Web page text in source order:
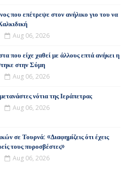
που επέτρεψε στον ανήλικο γιο του να
Aug 06, 2026
που είχε χαθεί με άλλους επτά ανήκει η
στην Σύμη
Aug 06, 2026
νότια της Ιεράπετρας
Aug 06, 2026
σε Τουρνά: «Διαφημίζεις ότι έχεις
τους πυροσβέστες»
Aug 06, 2026